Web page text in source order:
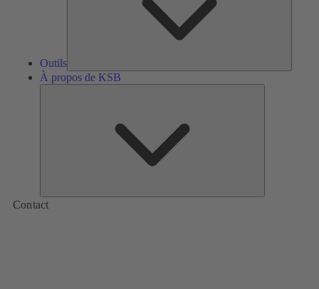
Outils
À propos de KSB
Contact